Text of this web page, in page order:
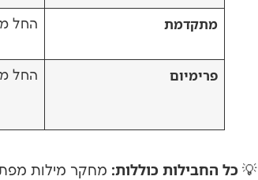
מתקדמת החל מ-
פרימיום החל מ-
💡 כל החבילות כוללות: מחקר מילות מפתח,